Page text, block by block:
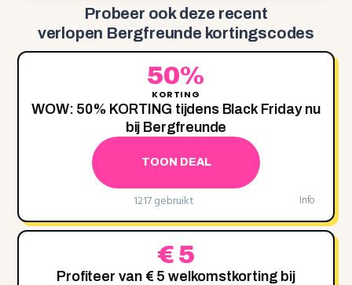
Probeer ook deze recent
verlopen Bergfreunde kortingscodes
50%
KORTING
WOW: 50% KORTING tijdens Black Friday nu
bij Bergfreunde
TOON DEAL
1217 gebruikt Info
€ 5
Profiteer van € 5 welkomstkorting bij